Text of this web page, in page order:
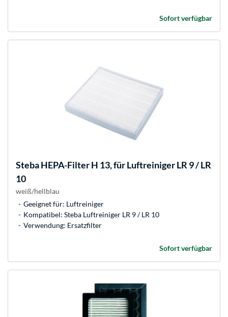
Sofort verfügbar
StebaHEPA-Filter H 13, für Luftreiniger LR 9 / LR
10
weiß/hellblau
Geeignet für: Luftreiniger
Kompatibel: Steba Luftreiniger LR 9 / LR 10
Verwendung: Ersatzfilter
Sofort verfügbar